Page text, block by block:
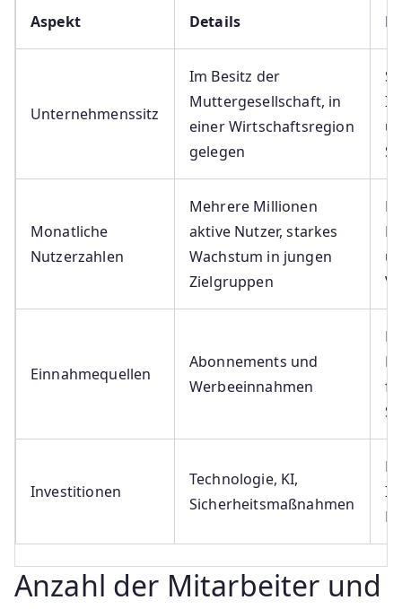
Aspekt Details
Unternehmenssitz
Im Besitz der
Muttergesellschaft, in
einer Wirtschaftsregion
gelegen
Monatliche
Nutzerzahlen
Mehrere Millionen
aktive Nutzer, starkes
Wachstum in jungen
Zielgruppen
Einnahmequellen
Abonnements und
Werbeeinnahmen
Investitionen
Technologie, KI,
Sicherheitsmaßnahmen
Anzahl der Mitarbeiter und